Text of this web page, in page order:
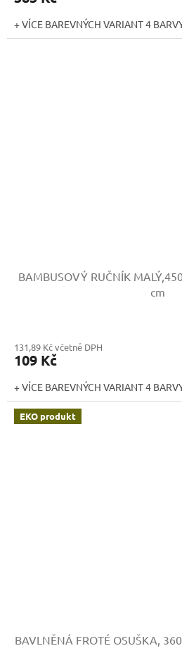
+ VÍCE BAREVNÝCH VARIANT 4
BAMBUSOVÝ RUČNÍK
cm
131,89 Kč včetně DPH
109 Kč
+ VÍCE BAREVNÝCH VARIANT 4
EKO produkt
BAVLNĚNÁ FROTÉ OSUŠKA,